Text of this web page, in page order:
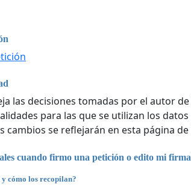
las decisiones tomadas por el autor
para las que se utilizan los
cambios se reflejarán en esta página
cuando firmo una petición o edito mi
y cómo los recopilan?